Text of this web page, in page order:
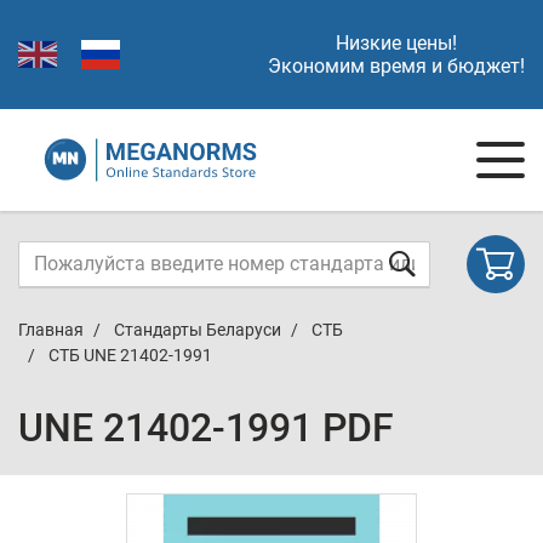
Низкие цены!
Экономим время и бюджет!
Главная Стандарты Беларуси
СТБ
СТБ UNE 21402-1991
UNE 21402-1991 PDF